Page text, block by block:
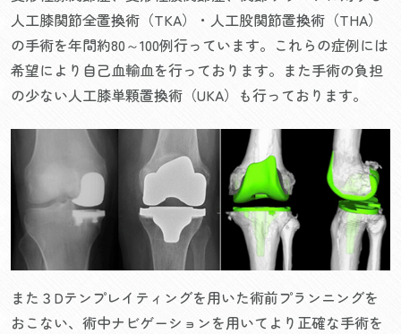
人工膝関節全置換術（TKA）・人工股関節置換術（THA）
の手術を年間約80～100例行っています。これらの症例には
希望により自己血輸血を行っております。また手術の負担
の少ない人工膝単顆置換術（UKA）も行っております。
また３Dテンプレイティングを用いた術前プランニングを
おこない、術中ナビゲーションを用いてより正確な手術を